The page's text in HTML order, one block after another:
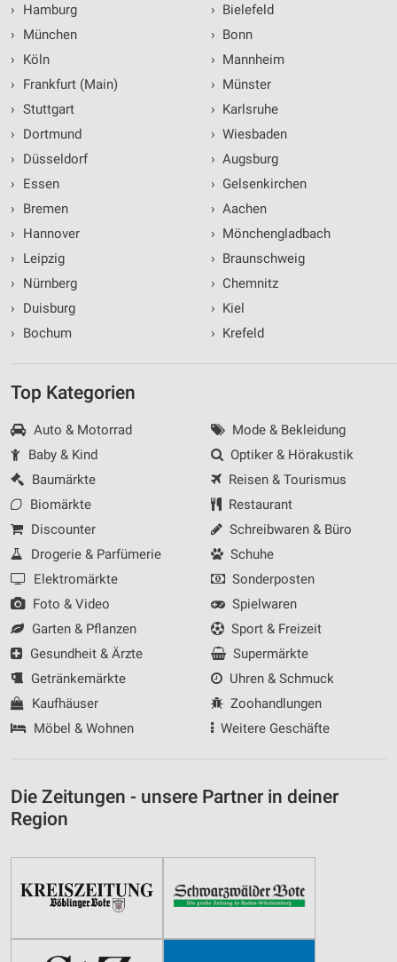
›
Hamburg
›
München
›
Köln
›
Frankfurt (Main)
› Stuttgart
›
Dortmund
›
Düsseldorf
›
Essen
›
Bremen
›
Hannover
›
Leipzig
›
Nürnberg
›
Duisburg
›
Bochum
› Bielefeld
› Bonn
› Mannheim
› Münster
› Karlsruhe
› Wiesbaden
› Augsburg
› Gelsenkirchen
› Aachen
› Mönchengladbach
› Braunschweig
› Chemnitz
› Kiel
› Krefeld
Top Kategorien
Auto & Motorrad
Baby & Kind
Baumärkte
Biomärkte
Discounter
Drogerie & Parfümerie
Elektromärkte
Foto & Video
Garten & Pflanzen
Gesundheit & Ärzte
Getränkemärkte
Kaufhäuser
Möbel & Wohnen
Mode & Bekleidung
Optiker & Hörakustik
Reisen & Tourismus
Restaurant
Schreibwaren & Büro
Schuhe
Sonderposten
Spielwaren
Sport & Freizeit
Supermärkte
Uhren & Schmuck
Zoohandlungen
Weitere Geschäfte
Die Zeitungen - unsere Partner in deiner
Region